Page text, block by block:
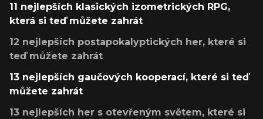
11 nejlepších klasických izometrických RPG,
která si teď můžete zahrát
12 nejlepších postapokalyptických her, které si
teď můžete zahrát
13 nejlepších gaučových kooperací, které si teď
můžete zahrát
13 nejlepších her s otevřeným světem, které si